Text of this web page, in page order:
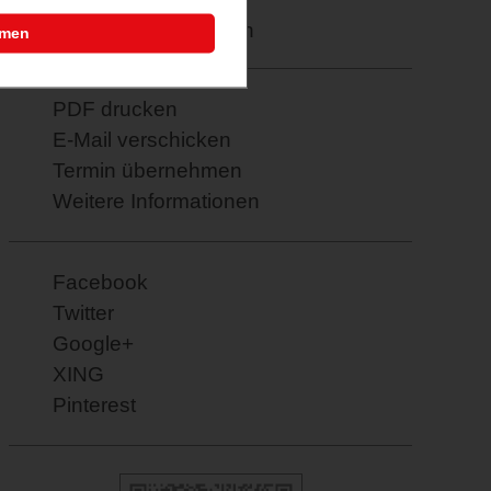
Merkzettel: speichern
PDF drucken
E-Mail verschicken
Termin übernehmen
Weitere Informationen
Facebook
Twitter
Google+
XING
Pinterest